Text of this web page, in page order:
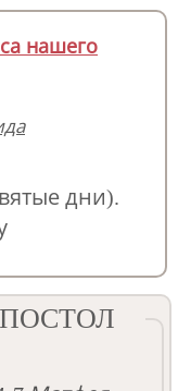
нашего
дни).